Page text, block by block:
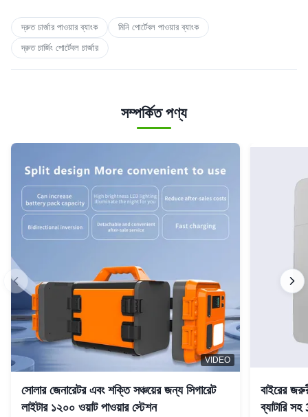
দ্রুত চার্জার পাওয়ার ব্যাংক
মিনি পোর্টেবল পাওয়ার ব্যাংক
দ্রুত চার্জিং পোর্টেবল চার্জার
সম্পর্কিত পণ্য
VIDEO
সোলার জেনারেটর এবং শক্তি সঞ্চয়ের জন্য সিগারেট
লাইটার ১২০০ ওয়াট পাওয়ার স্টেশন
বাইরের
ব্যাটারি